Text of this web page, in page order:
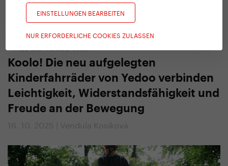
EINSTELLUNGEN BEARBEITEN
NUR ERFORDERLICHE COOKIES ZULASSEN
#Aus der Yedoo-Welt
Koolo! Die neu aufgelegten
Kinderfahrräder von Yedoo verbinden
Leichtigkeit, Widerstandsfähigkeit und
Freude an der Bewegung
16. 10. 2025 | Vendula Kosíková